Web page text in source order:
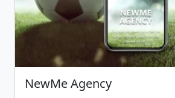
NewMe Agency